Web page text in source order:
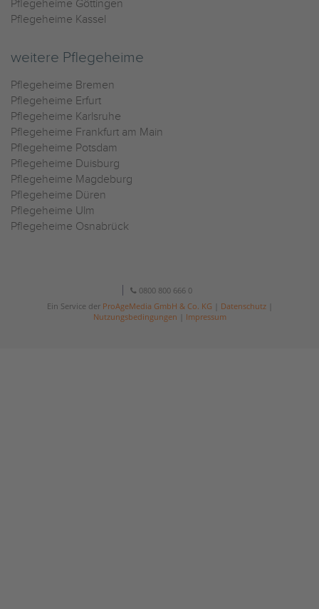
Pflegeheime Göttingen
Pflegeheime Kassel
weitere Pflegeheime
Pflegeheime Bremen
Pflegeheime Erfurt
Pflegeheime Karlsruhe
Pflegeheime Frankfurt am Main
Pflegeheime Potsdam
Pflegeheime Duisburg
Pflegeheime Magdeburg
Pflegeheime Düren
Pflegeheime Ulm
Pflegeheime Osnabrück
0800 800 666 0
Ein Service der ProAgeMedia GmbH & Co. KG Datenschutz|
Nutzungsbedingungen
Impressum